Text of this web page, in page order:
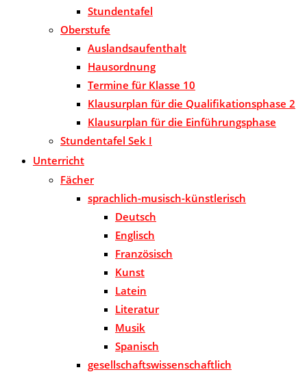
Stundentafel
Oberstufe
Auslandsaufenthalt
Hausordnung
Termine für Klasse 10
Klausurplan für die Qualifikationsphase 2
Klausurplan für die Einführungsphase
Stundentafel Sek I
Unterricht
Fächer
sprachlich-musisch-künstlerisch
Deutsch
Englisch
Französisch
Kunst
Latein
Literatur
Musik
Spanisch
gesellschaftswissenschaftlich